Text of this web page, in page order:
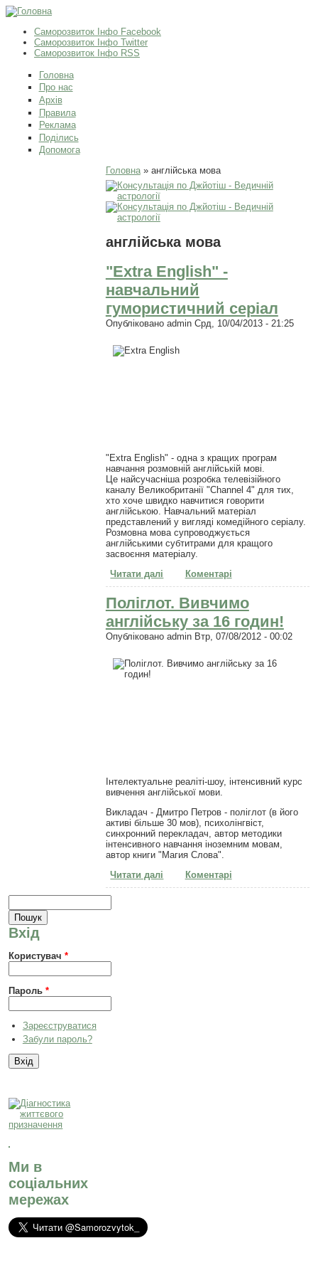
Саморозвиток Інфо Facebook
Саморозвиток Інфо Twitter
Саморозвиток Інфо RSS
Головна
Про нас
Архів
Правила
Реклама
Поділись
Допомога
Ви є тут
Головна» англійська мова
англійська мова
"Extra English" -
навчальний
гумористичний серіал
Опубліковано adminСрд, 10/04/2013 - 21:25
"Extra English" - одна з кращих програм
навчання розмовній англійській мові.
Це найсучасніша розробка телевізійного
каналу Великобританії "Channel 4" для тих,
хто хоче швидко навчитися говорити
англійською. Навчальний матеріал
представлений у вигляді комедійного серіалу.
Розмовна мова супроводжується
англійськими субтитрами для кращого
засвоєння матеріалу.
Читати далі про "Extra English" - навчальний
гумористичний серіал
Коментарі
Поліглот. Вивчимо
англійську за 16 годин!
Опубліковано adminВтр, 07/08/2012 - 00:02
Інтелектуальне реаліті-шоу, інтенсивний курс
вивчення англійської мови.
Викладач - Дмитро Петров - поліглот (в його
активі більше 30 мов), психолінгвіст,
синхронний перекладач, автор методики
інтенсивного навчання іноземним мовам,
автор книги "Магия Слова".
Читати далі про Поліглот. Вивчимо
англійську за 16 годин!
Коментарі
Вхід
Користувач*
Пароль*
Зареєструватися
Забули пароль?
Ми в
соціальних
мережах